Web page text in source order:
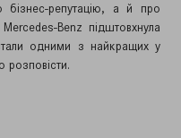
репутацію, а й про
Mercedes-Benz підштовхнула
одними з найкращих у